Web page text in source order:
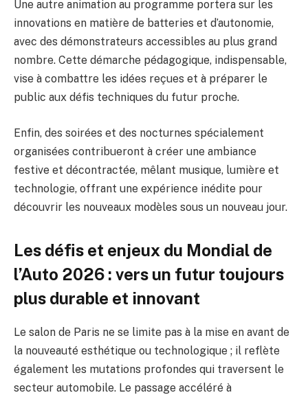
Une autre animation au programme portera sur les
innovations en matière de batteries et d’autonomie,
avec des démonstrateurs accessibles au plus grand
nombre. Cette démarche pédagogique, indispensable,
vise à combattre les idées reçues et à préparer le
public aux défis techniques du futur proche.
Enfin, des soirées et des nocturnes spécialement
organisées contribueront à créer une ambiance
festive et décontractée, mêlant musique, lumière et
technologie, offrant une expérience inédite pour
découvrir les nouveaux modèles sous un nouveau jour.
Les défis et enjeux du Mondial de
l’Auto 2026 : vers un futur toujours
plus durable et innovant
Le salon de Paris ne se limite pas à la mise en avant de
la nouveauté esthétique ou technologique ; il reflète
également les mutations profondes qui traversent le
secteur automobile. Le passage accéléré à